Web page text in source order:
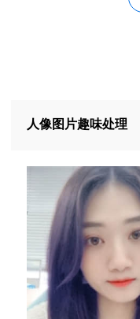
人像图片趣味处理